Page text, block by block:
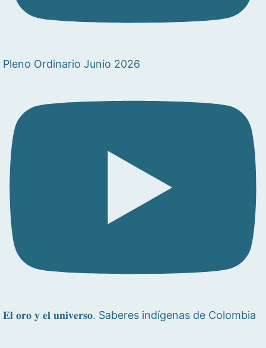
Pleno Ordinario Junio 2026
𝐄𝐥 𝐨𝐫𝐨 𝐲 𝐞𝐥 𝐮𝐧𝐢𝐯𝐞𝐫𝐬𝐨. Saberes indígenas de Colombia